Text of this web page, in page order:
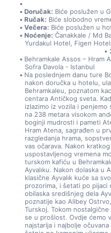
Doručak: Biće poslužen u
Ručak: Biće slobodno
Večera: Biće poslužen u
Noćenje: Čanakkale / Md
Yurdakul Hotel, Figen
Behramkale Assos – Hram
Sofra Đavola - Istanbul
Na poslednjem danu ture
nakon doručka u hotelu,
Behramkaleu, poznatom
centara Antičkog sveta.
izlazimo iz vozila i
na 238 metara visokom
boginji mudrosti i pameti
Hram Atena, sagrađen u
razgledanja hrama,
vas očarava. Nakon
uspostavljenog vremena
turskom kafiću u
Ayvalıku. Nakon dolaska u
klasične Ayvalık kuće sa
prozorima, i šetati po pijaci
obilaska središnjeg dela
poznatije kao Alibey
Turskoj. Tokom
se u prošlost. Ovdje ćemo
najstarija i najbolje